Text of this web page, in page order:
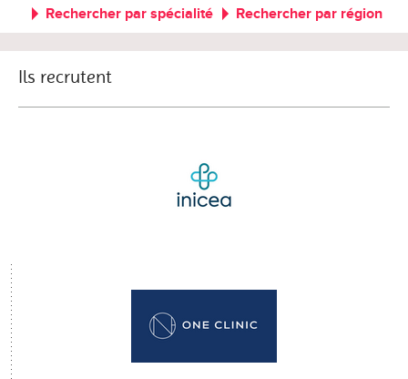
Rechercher par spécialité Rechercher par région
Ils recrutent